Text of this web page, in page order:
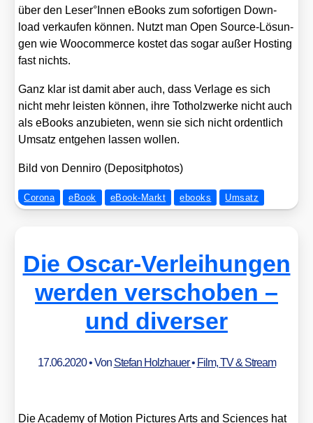
über den Leser°Innen eBooks zum sofor­ti­gen Down­
load ver­kau­fen kön­nen. Nutzt man Open Source-Lösun­
gen wie Woo­com­mer­ce kos­tet das sogar außer Hos­ting
fast nichts.
Ganz klar ist damit aber auch, dass Ver­la­ge es sich
nicht mehr leis­ten kön­nen, ihre Tot­holz­wer­ke nicht auch
als eBooks anzu­bie­ten, wenn sie sich nicht ordent­lich
Umsatz ent­ge­hen las­sen wol­len.
Bild von Den­ni­ro (Depo­sit­pho­tos)
Corona eBook eBook-Markt ebooks Umsatz
Die Oscar-Verleihungen
werden verschoben –
und diverser
17.06.2020• Von Stefan Holzhauer• Film, TV & Stream
Die Aca­de­my of Moti­on Pic­tures Arts and Sci­en­ces hat